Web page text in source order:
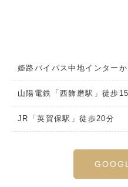
姫路バイパス中地インター
山陽電鉄「西飾磨駅」徒歩
JR「英賀保駅」徒歩20分